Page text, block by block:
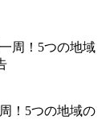
！5つの地域の